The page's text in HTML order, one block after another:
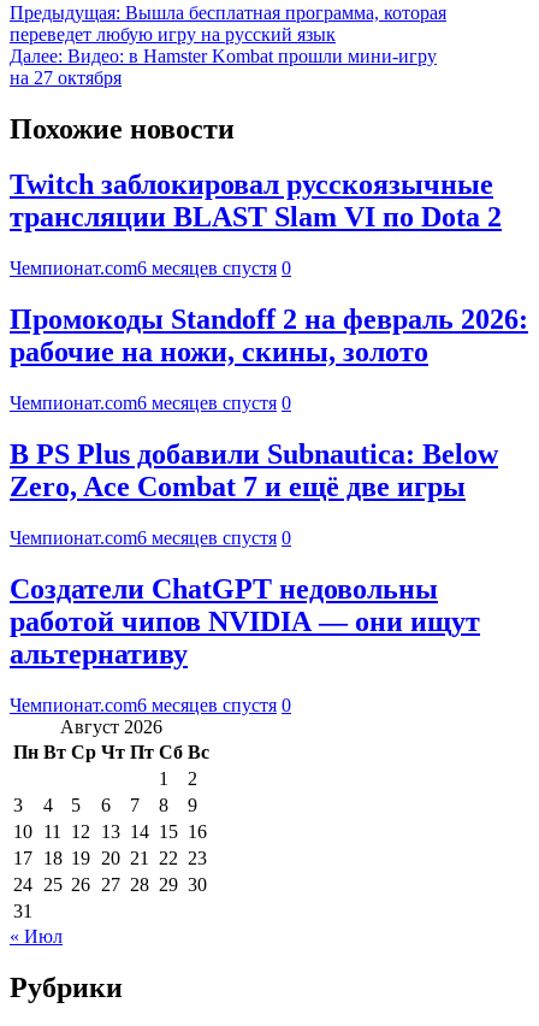
Предыдущая: Вышла бесплатная программа, которая
переведет любую игру на русский язык
Далее: Видео: в Hamster Kombat прошли мини-игру
на 27 октября
Похожие новости
Twitch заблокировал русскоязычные
трансляции BLAST Slam VI по Dota 2
Чемпионат.com6 месяцев спустя 0
Промокоды Standoff 2 на февраль 2026:
рабочие на ножи, скины, золото
Чемпионат.com6 месяцев спустя 0
В PS Plus добавили Subnautica: Below
Zero, Ace Combat 7 и ещё две игры
Чемпионат.com6 месяцев спустя 0
Создатели ChatGPT недовольны
работой чипов NVIDIA — они ищут
альтернативу
Чемпионат.com6 месяцев спустя 0
Август 2026
Пн Вт Ср Чт Пт Сб Вс
1
2
3
4 5 6 7 8
9
10 11 12 13 14 15 16
17 18 19 20 21 22 23
24 25 26 27 28 29 30
31
« Июл
Рубрики